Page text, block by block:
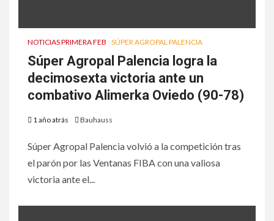
NOTICIAS PRIMERA FEB SÚPER AGROPAL PALENCIA
Súper Agropal Palencia logra la
decimosexta victoria ante un
combativo Alimerka Oviedo (90-78)
1 año atrás Bauhauss
Súper Agropal Palencia volvió a la competición tras
el parón por las Ventanas FIBA con una valiosa
victoria ante el...